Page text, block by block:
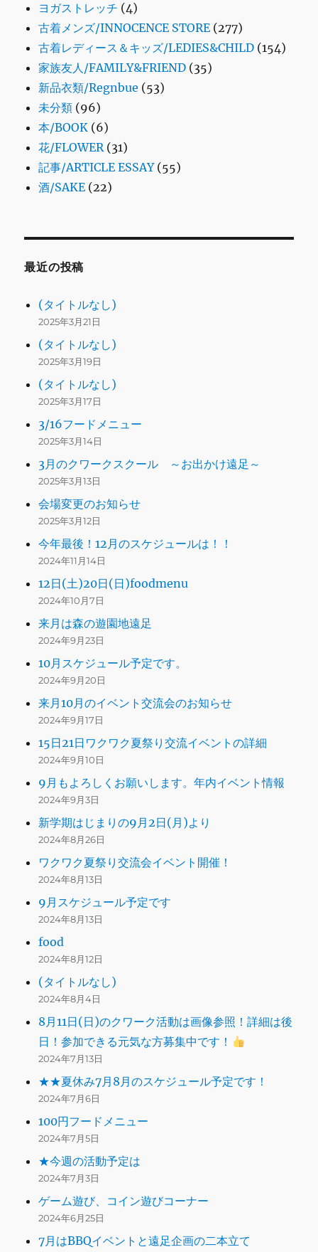
ヨガストレッチ (4)
古着メンズ/INNOCENCE STORE (277)
古着レディース＆キッズ/LEDIES&CHILD (154)
家族友人/FAMILY&FRIEND (35)
新品衣類/Regnbue (53)
未分類 (96)
本/BOOK (6)
花/FLOWER(31)
記事/ARTICLE ESSAY(55)
酒/SAKE (22)
最近の投稿
(タイトルなし)
2025年3月21日
(タイトルなし)
2025年3月19日
(タイトルなし)
2025年3月17日
3/16フードメニュー
2025年3月14日
3月のクワークスクール ～お出かけ遠足～
2025年3月13日
会場変更のお知らせ
2025年3月12日
今年最後！12月のスケジュールは！！
2024年11月14日
12日(土)20日(日)foodmenu
2024年10月7日
来月は森の遊園地遠足
2024年9月23日
10月スケジュール予定です。
2024年9月20日
来月10月のイベント交流会のお知らせ
2024年9月17日
15日21日ワクワク夏祭り交流イベントの詳細
2024年9月10日
9月もよろしくお願いします。年内イベント情報
2024年9月3日
新学期はじまりの9月2日(月)より
2024年8月26日
ワクワク夏祭り交流会イベント開催！
2024年8月13日
9月スケジュール予定です
2024年8月13日
food
2024年8月12日
(タイトルなし)
2024年8月4日
8月11日(日)のクワーク活動は画像参照！詳細は後
日！参加できる元気な方募集中です！
2024年7月13日
★★夏休み7月8月のスケジュール予定です！
2024年7月6日
100円フードメニュー
2024年7月5日
★今週の活動予定は
2024年7月3日
ゲーム遊び、コイン遊びコーナー
2024年6月25日
7月はBBQイベントと遠足企画の二本立て